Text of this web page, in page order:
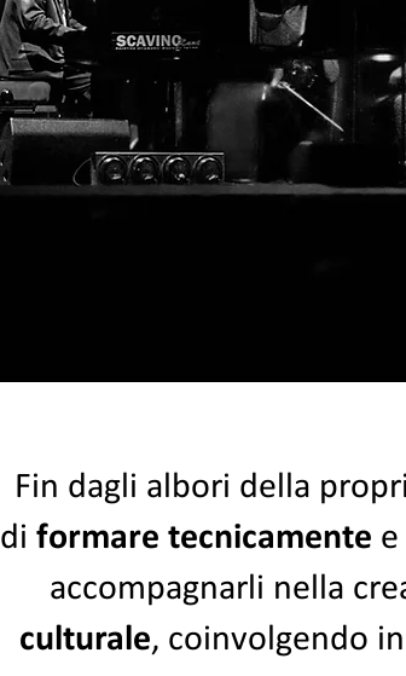
Fin dagli albori della
di formare tecnicamente e
accompagnarli nella
culturale, coinvolgendo